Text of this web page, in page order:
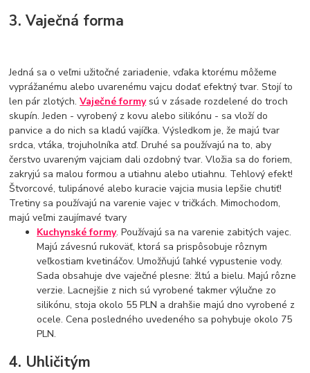
3. Vaječná forma
Jedná sa o veľmi užitočné zariadenie, vďaka ktorému môžeme
vyprážanému alebo uvarenému vajcu dodať efektný tvar. Stojí to
len pár zlotých.Vaječné formysú v zásade rozdelené do troch
skupín. Jeden - vyrobený z kovu alebo silikónu - sa vloží do
panvice a do nich sa kladú vajíčka. Výsledkom je, že majú tvar
srdca, vtáka, trojuholníka atď. Druhé sa používajú na to, aby
čerstvo uvareným vajciam dali ozdobný tvar. Vložia sa do foriem,
zakryjú sa malou formou a utiahnu alebo utiahnu. Tehlový efekt!
Štvorcové, tulipánové alebo kuracie vajcia musia lepšie chutiť!
Tretiny sa používajú na varenie vajec v tričkách. Mimochodom,
majú veľmi zaujímavé tvary
Kuchynské formy. Používajú sa na varenie zabitých vajec.
Majú závesnú rukoväť, ktorá sa prispôsobuje rôznym
veľkostiam kvetináčov. Umožňujú ľahké vypustenie vody.
Sada obsahuje dve vaječné plesne: žltú a bielu. Majú rôzne
verzie. Lacnejšie z nich sú vyrobené takmer výlučne zo
silikónu, stoja okolo 55 PLN a drahšie majú dno vyrobené z
ocele. Cena posledného uvedeného sa pohybuje okolo 75
PLN.
4. Uhličitým